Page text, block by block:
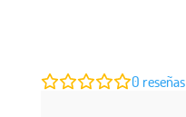
0 reseñas